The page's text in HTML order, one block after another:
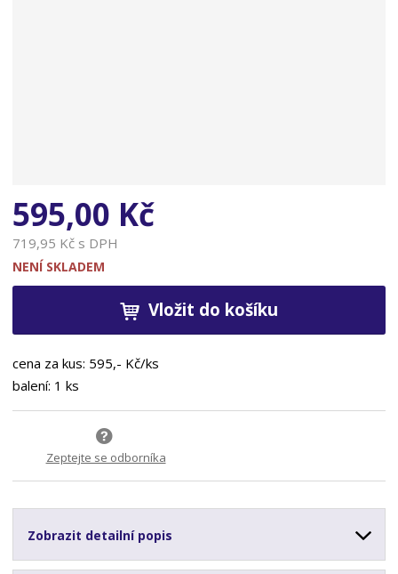
595,00 Kč
719,95 Kč s DPH
NENÍ SKLADEM
Vložit do košíku
cena za kus: 595,- Kč/ks
balení: 1 ks
Zeptejte se odborníka
Zobrazit detailní popis